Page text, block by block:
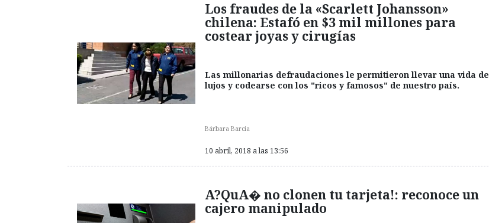
Los fraudes de la «Scarlett Johansson»
chilena: Estafó en $3 mil millones para
costear joyas y cirugías
Las millonarias defraudaciones le permitieron llevar una vida de
lujos y codearse con los "ricos y famosos" de nuestro país.
Bárbara Barcia
10 abril, 2018 a las 13:56
A?QuA� no clonen tu tarjeta!: reconoce un
cajero manipulado